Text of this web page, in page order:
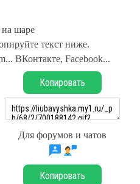
шаре
текст ниже.
ВКонтакте, Facebook...
Копировать
Для форумов и чатов
Копировать